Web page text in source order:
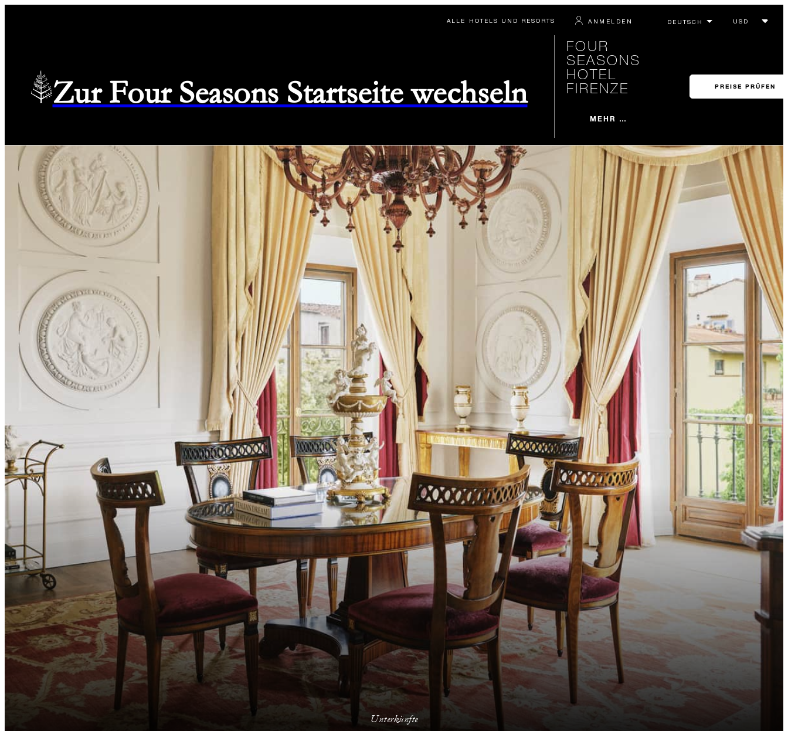
ALLE HOTELS UND RESORTS ANMELDEN
Zur Four Seasons Startseite wechseln
FOUR
SEASONS
HOTEL
FIRENZE
MEHR …
PREISE PRÜFEN
Unterkünfte